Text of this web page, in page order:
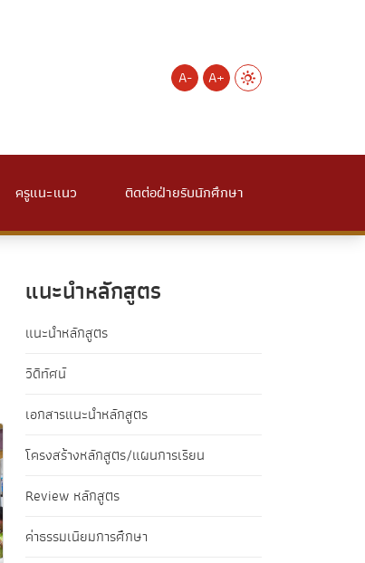
A- A+
ครูแนะแนว ติดต่อฝ่ายรับนักศึกษา
แนะนำหลักสูตร
แนะนำหลักสูตร
วีดิทัศน์
เอกสารแนะนำหลักสูตร
โครงสร้างหลักสูตร/แผนการเรียน
Review หลักสูตร
ค่าธรรมเนียมการศึกษา